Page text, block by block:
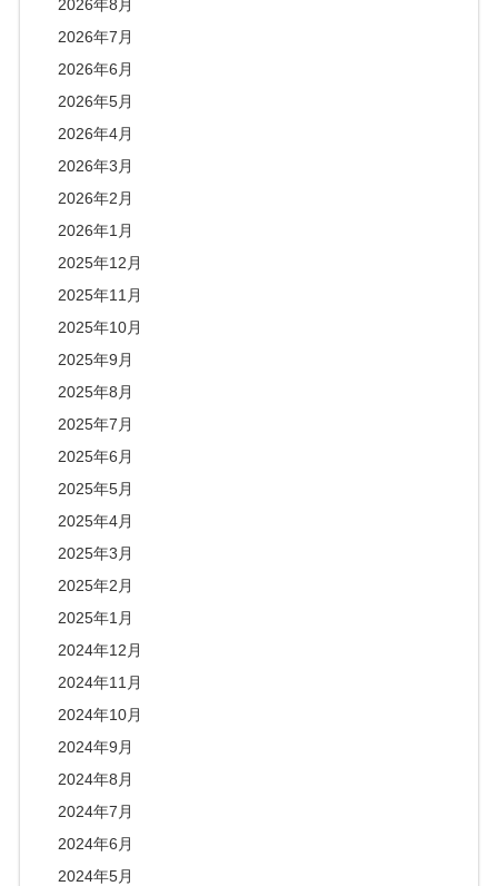
2026年8月
2026年7月
2026年6月
2026年5月
2026年4月
2026年3月
2026年2月
2026年1月
2025年12月
2025年11月
2025年10月
2025年9月
2025年8月
2025年7月
2025年6月
2025年5月
2025年4月
2025年3月
2025年2月
2025年1月
2024年12月
2024年11月
2024年10月
2024年9月
2024年8月
2024年7月
2024年6月
2024年5月